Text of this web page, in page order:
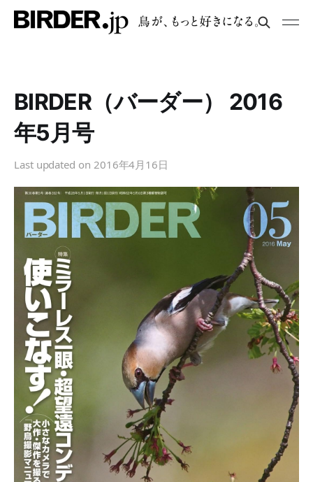
BIRDER（バーダー） 2016
年5月号
Last updated on 2016年4月16日